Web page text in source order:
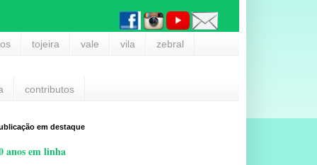
tojeira vale vila zebral
contributos
em destaque
anos em linha